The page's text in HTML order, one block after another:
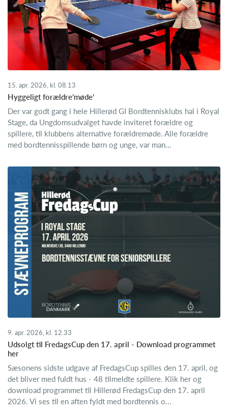
15. apr. 2026, kl. 08.13
Hyggeligt forældre’møde’
Der var godt gang i hele Hillerød GI Bordtennisklubs hal i Royal
Stage, da Ungdomsudvalget havde inviteret forældre og
spillere, til klubbens alternative forældremøde. Alle forældre
med bordtennisspillende børn og unge, var man...
9. apr. 2026, kl. 12.33
Udsolgt til FredagsCup den 17. april - Download programmet
her
Sæsonens sidste udgave af FredagsCup spilles den 17. april, og
det bliver med fuldt hus - 48 tilmeldte spillere. Klik her og
download programmet til Hillerød FredagsCup den 17. april
2026. Vi ses til en aften fyldt med bordtennis o...